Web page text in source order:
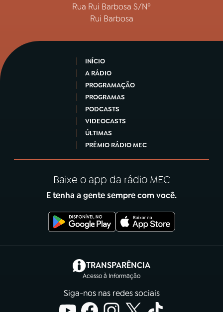
Rua Rui Barbosa S/Nº
Rui Barbosa
INÍCIO
A RÁDIO
PROGRAMAÇÃO
PROGRAMAS
PODCASTS
VIDEOCASTS
ÚLTIMAS
PRÊMIO RÁDIO MEC
Baixe o app da rádio MEC
E tenha a gente sempre com você.
TRANSPARÊNCIA
Acesso à Informação
(abre em nova aba)
Siga-nos nas redes sociais